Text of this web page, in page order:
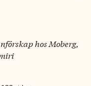
hos Moberg,